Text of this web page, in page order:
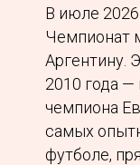
В июле
Чемпионат
Аргентину.
2010 года
чемпиона
самых
футболе,